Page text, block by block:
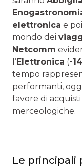
elettronica e
mondo dei
Netcomm
l’Elettronica (-
tempo
performanti,
favore di
merceologiche.
Le principali